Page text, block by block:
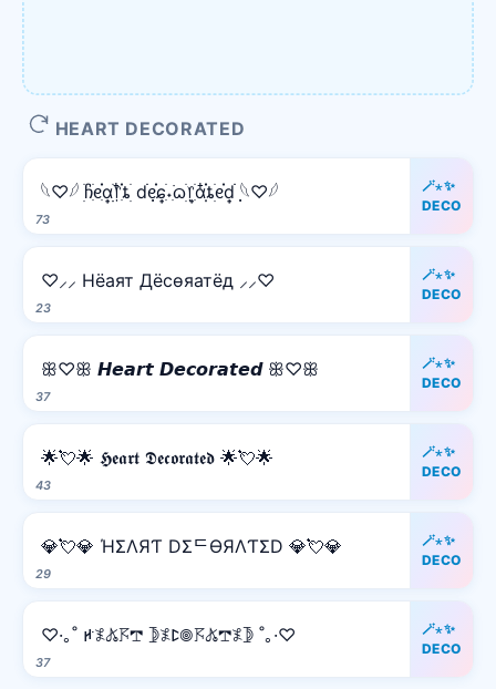
HEART DECORATED
73
𓆩♡𓆪 ׅׄჩִׂᧉ᩠ִׂ֗αׂׅׅ᥅ִ໋֗ȶׂׅ dׂׂ݂݂ᧉ᩠֗ɕִׄ˖ִ࣪ᦒ᩠ׂׅ᥅ִׂαִׂ໋ׅׅ֗ȶׂׅᧉ᩠֗dׂׂ݂݂ 𓆩♡𓆪
🪄⋆✨
DECO
23
♡⸝⸝ Hёаят Дёcѳяатёд ⸝⸝♡
🪄⋆✨
DECO
37
ꕥ♡ꕥ 𝙃𝙚𝙖𝙧𝙩 𝘿𝙚𝙘𝙤𝙧𝙖𝙩𝙚𝙙 ꕥ♡ꕥ
🪄⋆✨
DECO
43
🌟💘🌟 𝕳𝖊𝖆𝖗𝖙 𝕯𝖊𝖈𝖔𝖗𝖆𝖙𝖊𝖉 🌟💘🌟
🪄⋆✨
DECO
29
💎💘💎 ΉΣΛЯƬ DΣᄃӨЯΛƬΣD 💎💘💎
🪄⋆✨
DECO
37
♡·｡˚ ꛅ𖤟𖤬𖦪𖢧 𖤀𖤟ꛕ𖣠𖦪𖤬𖢧𖤟𖤀 ˚｡·♡
🪄⋆✨
DECO